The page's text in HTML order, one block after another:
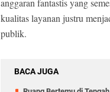
anggaran fantastis yang
kualitas layanan justru
publik.
BACA JUGA